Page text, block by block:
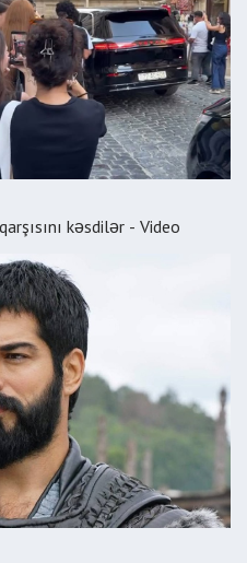
kəsdilər - Video